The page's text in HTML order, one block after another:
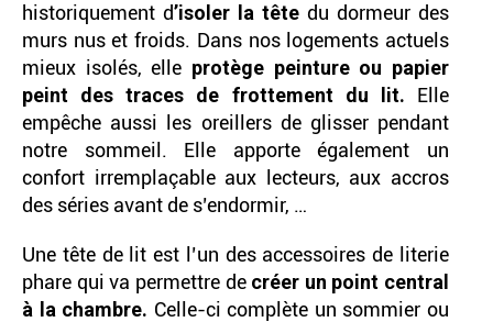
historiquement d’isoler la tête du dormeur des
murs nus et froids. Dans nos logements actuels
mieux isolés, elle protège peinture ou papier
peint des traces de frottement du lit. Elle
empêche aussi les oreillers de glisser pendant
notre sommeil. Elle apporte également un
confort irremplaçable aux lecteurs, aux accros
des séries avant de s’endormir, …
Une tête de lit est l’un des accessoires de literie
phare qui va permettre de créer un point central
à la chambre. Celle-ci complète un sommier ou